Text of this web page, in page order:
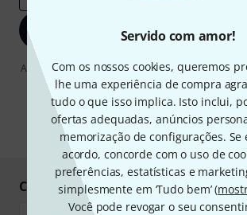
Servido com amor!
Com os nossos cookies, queremos
lhe uma experiência de compra
tudo o que isso implica. Isto inclui,
ofertas adequadas, anúncios
memorização de configurações. Se
acordo, concorde com o uso de
preferências, estatísticas e
simplesmente em ‘Tudo bem’ (
Você pode revogar o seu
Inscreva-se agora
Ao clicar em "Inscreva-se agora", concordo em
e-mail. Posso cancelar a assinatura a qualquer
encontrar mais informações sobre a newsletter
proteção de dados.
* Requeridos
Compre e pague em segurança